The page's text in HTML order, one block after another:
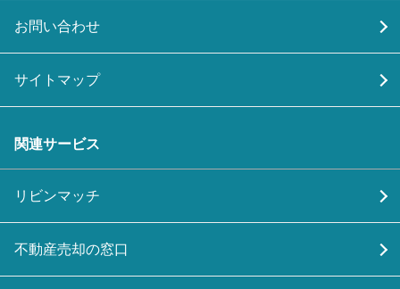
お問い合わせ
サイトマップ
関連サービス
リビンマッチ
不動産売却の窓口